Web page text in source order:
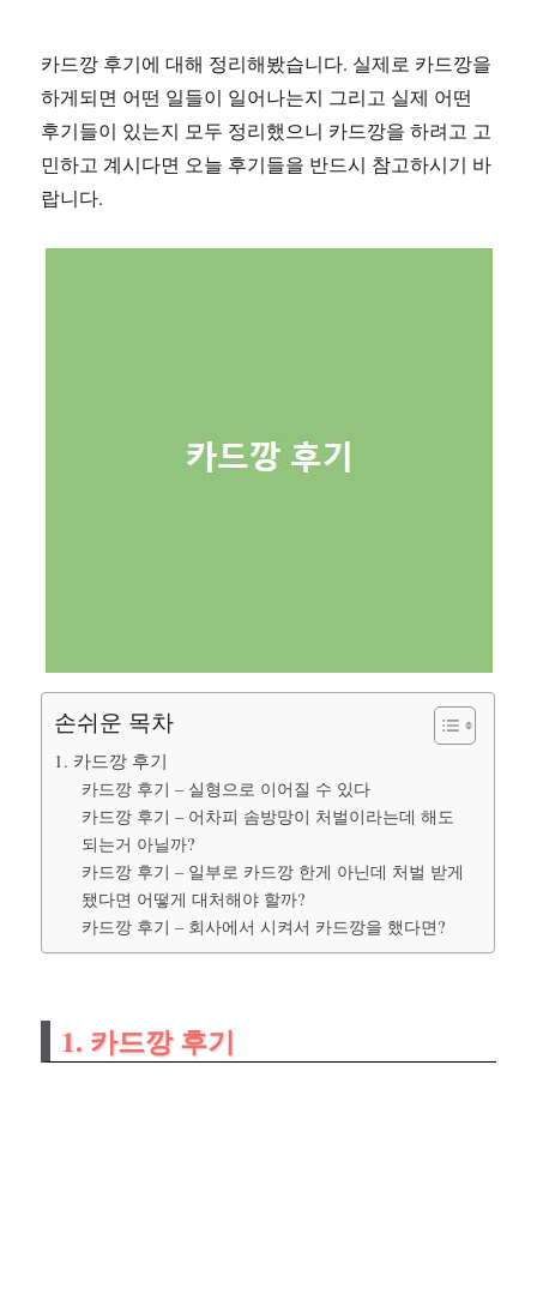
카드깡 후기에 대해 정리해봤습니다. 실제로 카드깡을
하게되면 어떤 일들이 일어나는지 그리고 실제 어떤
후기들이 있는지 모두 정리했으니 카드깡을 하려고 고
민하고 계시다면 오늘 후기들을 반드시 참고하시기 바
랍니다.
손쉬운 목차
1. 카드깡 후기
카드깡 후기 – 실형으로 이어질 수 있다
카드깡 후기 – 어차피 솜방망이 처벌이라는데 해도
되는거 아닐까?
카드깡 후기 – 일부로 카드깡 한게 아닌데 처벌 받게
됐다면 어떻게 대처해야 할까?
카드깡 후기 – 회사에서 시켜서 카드깡을 했다면?
1. 카드깡 후기